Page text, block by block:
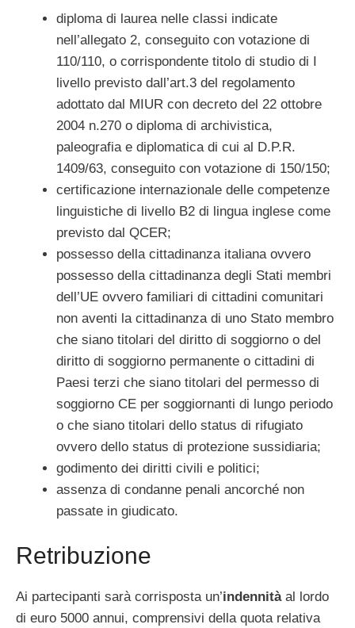
diploma di laurea nelle classi indicate
nell’allegato 2, conseguito con votazione di
110/110, o corrispondente titolo di studio di I
livello previsto dall’art.3 del regolamento
adottato dal MIUR con decreto del 22 ottobre
2004 n.270 o diploma di archivistica,
paleografia e diplomatica di cui al D.P.R.
1409/63, conseguito con votazione di 150/150;
certificazione internazionale delle competenze
linguistiche di livello B2 di lingua inglese come
previsto dal QCER;
possesso della cittadinanza italiana ovvero
possesso della cittadinanza degli Stati membri
dell’UE ovvero familiari di cittadini comunitari
non aventi la cittadinanza di uno Stato membro
che siano titolari del diritto di soggiorno o del
diritto di soggiorno permanente o cittadini di
Paesi terzi che siano titolari del permesso di
soggiorno CE per soggiornanti di lungo periodo
o che siano titolari dello status di rifugiato
ovvero dello status di protezione sussidiaria;
godimento dei diritti civili e politici;
assenza di condanne penali ancorché non
passate in giudicato.
Retribuzione
Ai partecipanti sarà corrisposta un’indennitàal lordo
di euro 5000 annui, comprensivi della quota relativa